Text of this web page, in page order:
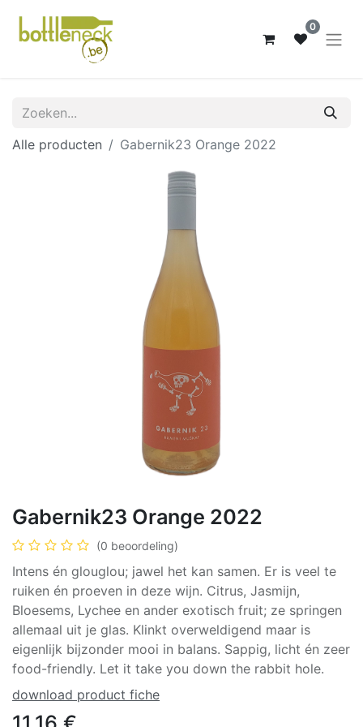
0
Alle producten Gabernik23 Orange 2022
Gabernik23 Orange 2022
(0 beoordeling)
Intens én glouglou; jawel het kan samen. Er is veel te
ruiken én proeven in deze wijn. Citrus, Jasmijn,
Bloesems, Lychee en ander exotisch fruit; ze springen
allemaal uit je glas. Klinkt overweldigend maar is
eigenlijk bijzonder mooi in balans. Sappig, licht én zeer
food-friendly. Let it take you down the rabbit hole.
download product fiche